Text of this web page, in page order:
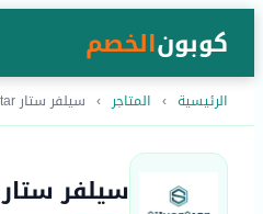
كوبونالخصم
الرئيسية › المتاجر › سيلفر ستار silverstar
سيلفر ستار silverstar